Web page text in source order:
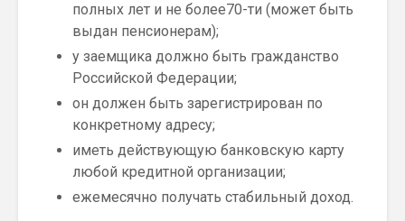
полных лет и не более70-ти (может быть
выдан пенсионерам);
у заемщика должно быть гражданство
Российской Федерации;
он должен быть зарегистрирован по
конкретному адресу;
иметь действующую банковскую карту
любой кредитной организации;
ежемесячно получать стабильный доход.